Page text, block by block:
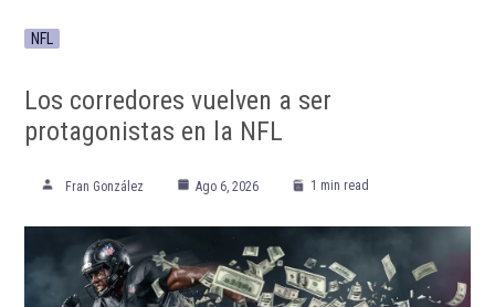
NFL
Los corredores vuelven a ser
protagonistas en la NFL
Fran González Ago 6, 2026 1 min read